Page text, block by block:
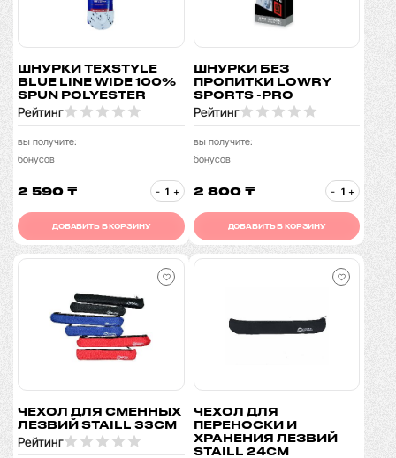
ШНУРКИ TEXSTYLE
BLUE LINE WIDE 100%
SPUN POLYESTER
Рейтинг
вы получите:
бонусов
2 590 ₸ - +
ДОБАВИТЬ В КОРЗИНУ
ШНУРКИ БЕЗ
ПРОПИТКИ LOWRY
SPORTS -PRO
Рейтинг
вы получите:
бонусов
2 800 ₸ - +
ДОБАВИТЬ В КОРЗИНУ
ЧЕХОЛ ДЛЯ СМЕННЫХ
ЛЕЗВИЙ STAILL 33СМ
Рейтинг
ЧЕХОЛ ДЛЯ
ПЕРЕНОСКИ И
ХРАНЕНИЯ ЛЕЗВИЙ
STAILL 24СМ